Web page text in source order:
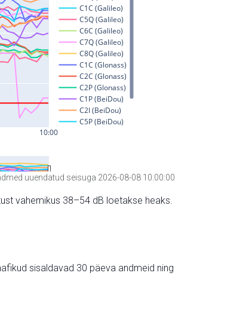
uuendatud seisuga 2026-08-08 10:00:00
vahemikus 38–54 dB loetakse heaks.
sisaldavad 30 päeva andmeid ning